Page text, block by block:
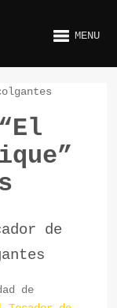
MENU
de
de